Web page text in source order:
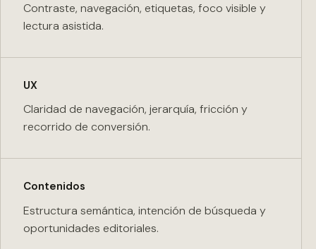
Contraste, navegación, etiquetas, foco visible y
lectura asistida.
UX
Claridad de navegación, jerarquía, fricción y
recorrido de conversión.
Contenidos
Estructura semántica, intención de búsqueda y
oportunidades editoriales.